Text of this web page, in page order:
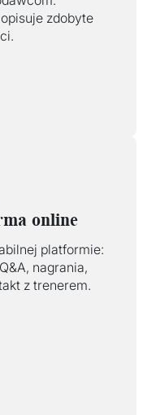
zdobyte
online
platformie:
nagrania,
z trenerem.